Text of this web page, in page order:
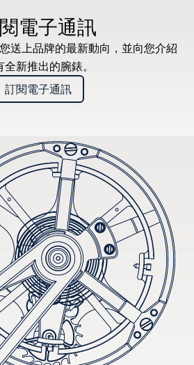
電子通訊
送上品牌的最新動向，並向您介紹
全新推出的腕錶。
訂閱電子通訊